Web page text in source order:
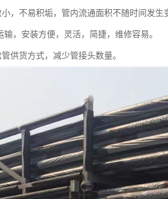
，不易积垢，管内流通面积不随时间发生
，安装方便，灵活，简捷，维修容易。
供货方式，减少管接头数量。